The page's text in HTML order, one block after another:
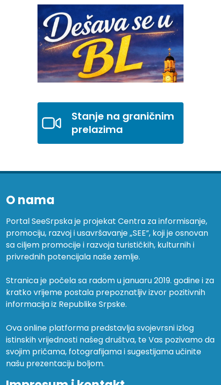
Stanje na graničnim
prelazima
O nama
Portal SeeSrpska je projekat Centra za informisanje,
promociju, razvoj i usavršavanje „SEE”, koji je osnovan
sa ciljem promocije i razvoja turističkih, kulturnih i
privrednih potencijala naše zemlje.
Stranica je počela sa radom u januaru 2019. godine i za
kratko vrijeme postala prepoznatljiv izvor pozitivnih
informacija iz Republike Srpske.
Ova online platforma predstavlja svojevrsni izlog
istinskih vrijednosti našeg društva, te Vas pozivamo da
svojim pričama, fotografijama i sugestijama učinite
našu prezentaciju boljom.